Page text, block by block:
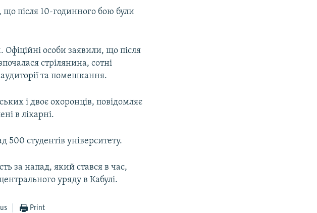
після 10-годинного бою були
особи заявили, що після
стрілянина, сотні
та помешкання.
і двоє охоронців, повідомляє
в лікарні.
студентів університету.
за напад, який стався в час,
уряду в Кабулі.
Print